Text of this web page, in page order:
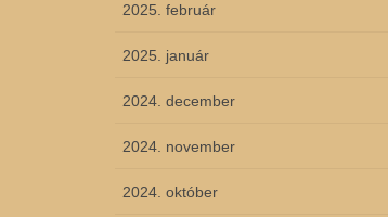
2025. február
2025. január
2024. december
2024. november
2024. október